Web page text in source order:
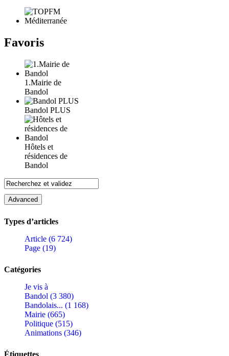
Favoris
1.Mairie de
Bandol
Bandol PLUS
Hôtels et
résidences de
Bandol
Types d’articles
Article (6 724)
Page (19)
Catégories
Je vis à
Bandol (3 380)
Bandolais... (1 168)
Mairie (665)
Politique (515)
Animations (346)
Étiquettes